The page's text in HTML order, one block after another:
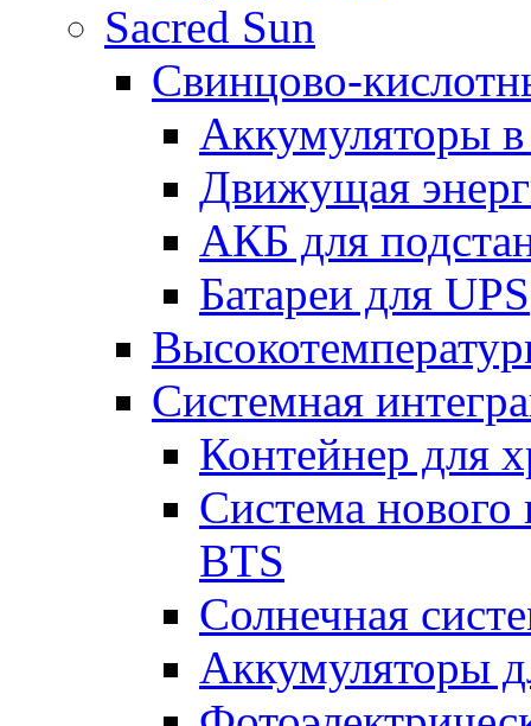
Sacred Sun
Свинцово-
Аккумуляторы
Движущая
АКБ для
Батареи для UPS
Системная
Контейнер для
Система нового
BTS
Солнечная
Аккумуляторы